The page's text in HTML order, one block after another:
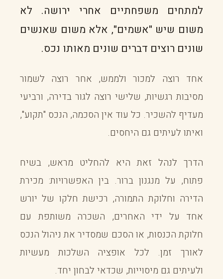
למתחים משפחתיים אחרי ירושה. לא
משום שיש "אשמים", אלא משום שאנשים
שונים רוצים דברים שונים מאותו נכס.
אחד רוצה למכור ולממש, אחר רוצה לשמור
מסיבות רגשיות, שלישי רוצה לגור בדירה, ורביעי
מעדיף להשכיר. כל עוד אין הסכמה, הנכס "תקוע",
ואיתו לעיתים גם היחסים.
הדרך לנהל זאת היא להחליט מראש, בשיח
פתוח, על מנגנון ברור. בין האפשרויות: מכירת
הדירה וחלוקת התמורה, רכישת חלקו של יורש
אחד על ידי האחרים, השכרה משותפת עם
חלוקת הכנסות, או הסכם שמסדיר את ניהול הנכס
לאורך זמן. לכל אופציה השלכות מעשיות
ולעיתים גם מיסוייות, שכדאי לבחון יחד.